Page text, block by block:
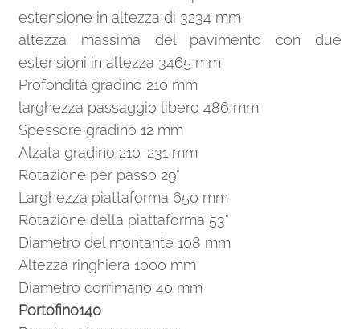
estensione in altezza di 3234 mm
altezza massima del pavimento con due
estensioni in altezza 3465 mm
Profondità gradino 210 mm
larghezza passaggio libero 486 mm
Spessore gradino 12 mm
Alzata gradino 210-231 mm
Rotazione per passo 29°
Larghezza piattaforma 650 mm
Rotazione della piattaforma 53°
Diametro del montante 108 mm
Altezza ringhiera 1000 mm
Diametro corrimano 40 mm
Portofino140